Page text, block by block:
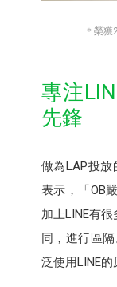
＊榮
專注
先鋒
做為LAP投放
表示，「OB
加上LINE有
同，進行區
泛使用LINE的